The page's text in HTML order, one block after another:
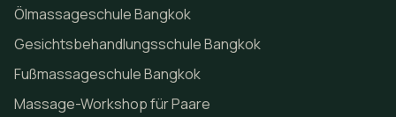
Ölmassageschule Bangkok
Gesichtsbehandlungsschule Bangkok
Fußmassageschule Bangkok
Massage-Workshop für Paare